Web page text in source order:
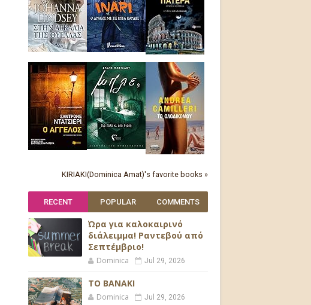
KIRIAKI(Dominica Amat)'s favorite books »
RECENT POPULAR COMMENTS
Ώρα για καλοκαιρινό
διάλειμμα! Ραντεβού από
Σεπτέμβριο!
Dominica Jul 29, 2026
ΤΟ ΒΑΝΑΚΙ
Dominica Jul 29, 2026